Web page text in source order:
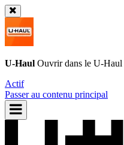
U-Haul Ouvrir dans le U-Haul
Actif
Passer au contenu principal